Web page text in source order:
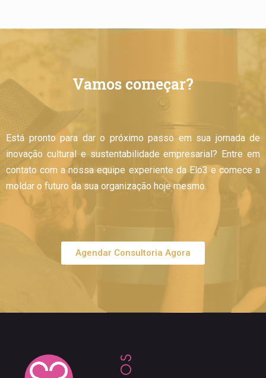
Vamos começar?
Está pronto para dar o próximo passo em sua jornada de
inovação cultural e sustentabilidade empresarial? Entre em
contato com a nossa equipe experiente da Elo3 e comece a
moldar o futuro da sua organização hoje mesmo.
Agendar Consultoria Agora